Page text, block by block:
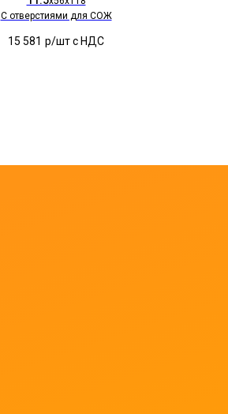
C отверстиями для СОЖ
15 581 р/шт c НДС